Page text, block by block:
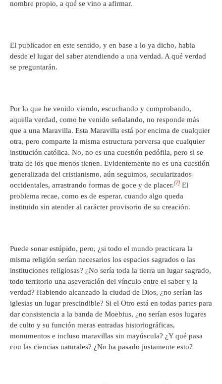
nombre propio, a qué se vino a afirmar.
El publicador en este sentido, y en base a lo ya dicho, habla
desde el lugar del saber atendiendo a una verdad. A qué verdad
se preguntarán.
Por lo que he venido viendo, escuchando y comprobando,
aquella verdad, como he venido señalando, no responde más
que a una Maravilla. Esta Maravilla está por encima de cualquier
otra, pero comparte la misma estructura perversa que cualquier
institución católica. No, no es una cuestión pedófila, pero si se
trata de los que menos tienen. Evidentemente no es una cuestión
generalizada del cristianismo, aún seguimos, secularizados
occidentales, arrastrando formas de goce y de placer.[7] El
problema recae, como es de esperar, cuando algo queda
instituido sin atender al carácter provisorio de su creación.
Puede sonar estúpido, pero, ¿si todo el mundo practicara la
misma religión serían necesarios los espacios sagrados o las
instituciones religiosas? ¿No sería toda la tierra un lugar sagrado,
todo territorio una aseveración del vínculo entre el saber y la
verdad? Habiendo alcanzado la ciudad de Dios, ¿no serían las
iglesias un lugar prescindible? Si el Otro está en todas partes para
dar consistencia a la banda de Moebius, ¿no serían esos lugares
de culto y su función meras entradas historiográficas,
monumentos e incluso maravillas sin mayúscula? ¿Y qué pasa
con las ciencias naturales? ¿No ha pasado justamente esto?